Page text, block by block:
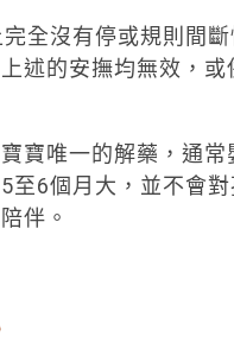
全沒有停或規則間
述的安撫均無效，
寶唯一的解藥，通
至6個月大，並不會
伴。